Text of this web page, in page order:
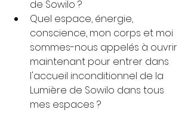
de Sowilo ?
Quel espace, énergie,
conscience, mon corps et moi
sommes-nous appelés à ouvrir
maintenant pour entrer dans
l'accueil inconditionnel de la
Lumière de Sowilo dans tous
mes espaces ?